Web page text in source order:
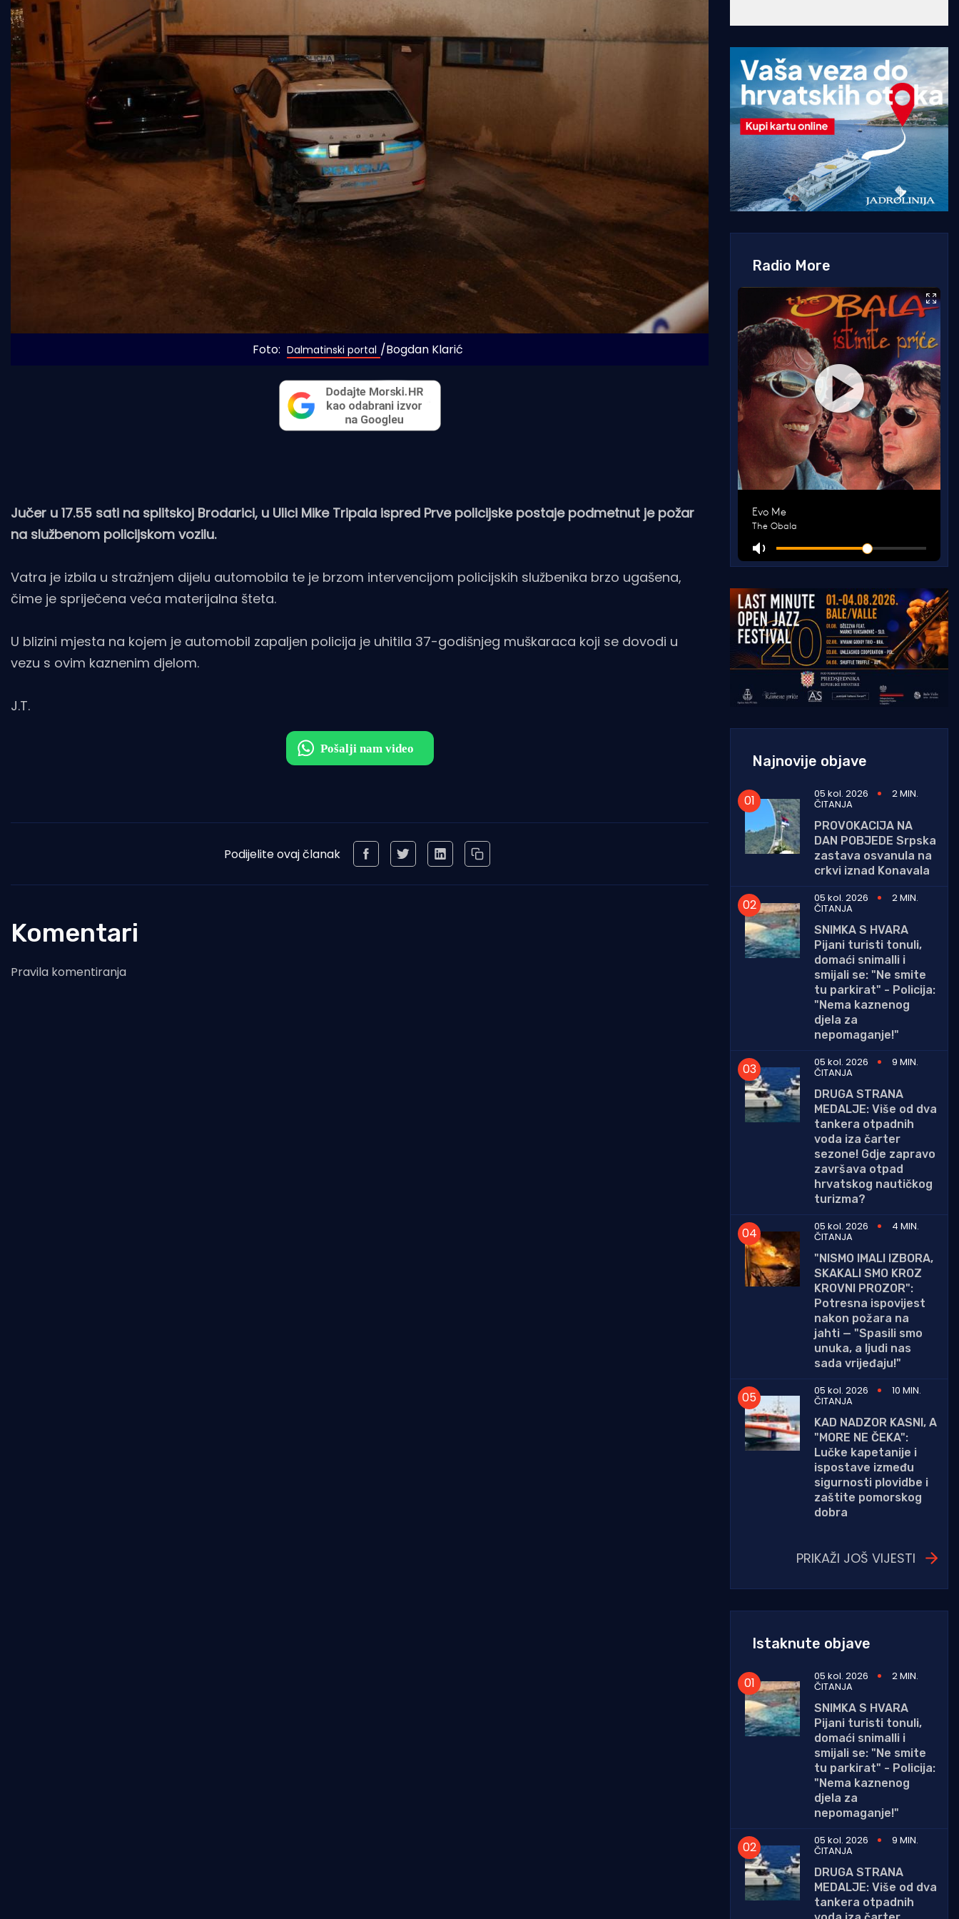
Foto: Dalmatinski portal /Bogdan Klarić
Jučer u 17.55 sati na splitskoj Brodarici, u Ulici Mike Tripala ispred Prve policijske postaje podmetnut je požar
na službenom policijskom vozilu.
Vatra je izbila u stražnjem dijelu automobila te je brzom intervencijom policijskih službenika brzo ugašena,
čime je spriječena veća materijalna šteta.
U blizini mjesta na kojem je automobil zapaljen policija je uhitila 37-godišnjeg muškaraca koji se dovodi u
vezu s ovim kaznenim djelom.
J.T.
Podijelite ovaj članak
Komentari
Pravila komentiranja
Radio More
Najnovije objave
05 kol. 2026 2 MIN.
ČITANJA
PROVOKACIJA NA
DAN POBJEDE Srpska
zastava osvanula na
crkvi iznad Konavala
05 kol. 2026
2 MIN.
ČITANJA
SNIMKA S HVARA
Pijani turisti tonuli,
domaći snimalli i
smijali se: "Ne smite
tu parkirat" - Policija:
"Nema kaznenog
djela za
nepomaganje!"
05 kol. 2026
9 MIN.
ČITANJA
DRUGA STRANA
MEDALJE: Više od dva
tankera otpadnih
voda iza čarter
sezone! Gdje zapravo
završava otpad
hrvatskog nautičkog
turizma?
05 kol. 2026
4 MIN.
ČITANJA
"NISMO IMALI IZBORA,
SKAKALI SMO KROZ
KROVNI PROZOR":
Potresna ispovijest
nakon požara na
jahti — "Spasili smo
unuka, a ljudi nas
sada vrijeđaju!"
05 kol. 2026
10 MIN.
ČITANJA
KAD NADZOR KASNI, A
"MORE NE ČEKA":
Lučke kapetanije i
ispostave između
sigurnosti plovidbe i
zaštite pomorskog
dobra
PRIKAŽI JOŠ VIJESTI
Istaknute objave
05 kol. 2026 2 MIN.
ČITANJA
SNIMKA S HVARA
Pijani turisti tonuli,
domaći snimalli i
smijali se: "Ne smite
tu parkirat" - Policija:
"Nema kaznenog
djela za
nepomaganje!"
05 kol. 2026
9 MIN.
ČITANJA
DRUGA STRANA
MEDALJE: Više od dva
tankera otpadnih